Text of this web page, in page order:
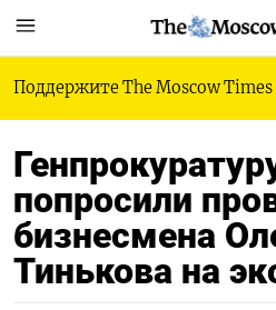
Поддержите The Moscow Times
попросили
бизнесмена
Тинькова на